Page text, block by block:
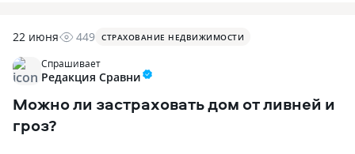
22 июня 449 СТРАХОВАНИЕ НЕДВИЖИМОСТИ
Спрашивает
Редакция Сравни
Можно ли застраховать дом от ливней и
гроз?